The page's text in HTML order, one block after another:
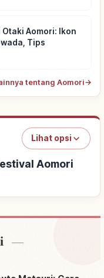
Aomori: Ikon
Tips
tentang Aomori→
Lihat opsi
Aomori
Aomori Nebuta